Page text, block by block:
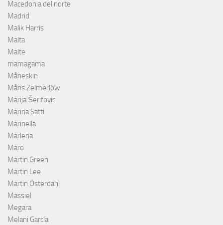
Macedonia del norte
Madrid
Malik Harris
Malta
Malte
mamagama
Måneskin
Måns Zelmerlöw
Marija Šerifovic
Marina Satti
Marinella
Marlena
Maro
Martin Green
Martin Lee
Martin Österdahl
Massiel
Megara
Melani García